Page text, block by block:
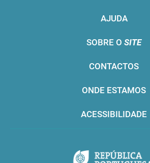
AJUDA
SOBRE O SITE
CONTACTOS
ONDE ESTAMOS
ACESSIBILIDADE